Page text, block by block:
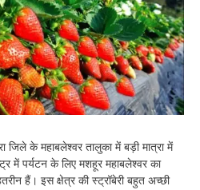
जिले के महाबलेश्वर तालुका में बड़ी मात्रा में
में पर्यटन के लिए मशहूर महाबलेश्वर का
हैं। इस क्षेत्र की स्ट्रॉबेरी बहुत अच्छी